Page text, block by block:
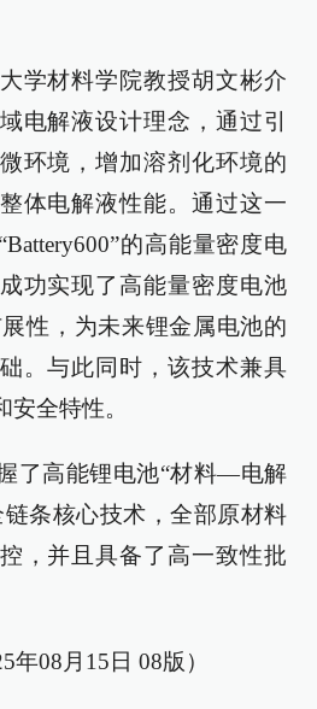
学材料学院教授胡文彬介
电解液设计理念，通过引
环境，增加溶剂化环境的
体电解液性能。通过这一
的高能量密度电
功实现了高能量密度电池
展性，为未来锂金属电池的
。与此同时，该技术兼具
全特性。
了高能锂电池“材料—电解
条核心技术，全部原材料
，并且具备了高一致性批
年08月15日 08版）